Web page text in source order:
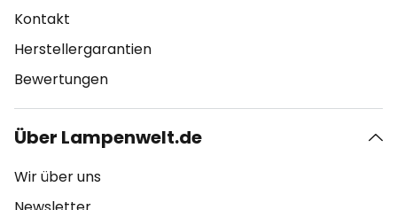
Kontakt
Herstellergarantien
Bewertungen
Über Lampenwelt.de
Wir über uns